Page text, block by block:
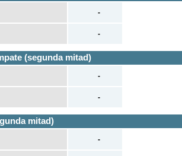
-
-
(segunda mitad)
-
-
mitad)
-